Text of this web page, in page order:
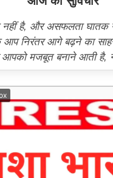
है, और असफलता घातक
आप निरंतर आगे बढ़ने का
आपको मजबूत बनाने आती है,